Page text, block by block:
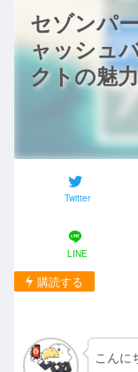
セゾンパ
ャッシュ
クトの魅
Twitter
LINE
購読する
こんに